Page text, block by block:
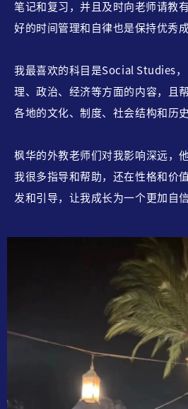
笔记和复习，并且及时向老师请教
好的时间管理和自律也是保持优秀
我最喜欢的科目是Social Studies
理、政治、经济等方面的内容，且
各地的文化、制度、社会结构和历史
枫华的外教老师们对我影响深远，
我很多指导和帮助，还在性格和价
发和引导，让我成长为一个更加自